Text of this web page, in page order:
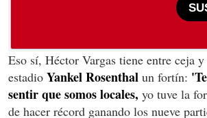
Eso sí, Héctor Vargas tiene entre ceja
estadio Yankel Rosenthal un fortín:
sentir que somos locales, yo tuve la
de hacer récord ganando los nueve